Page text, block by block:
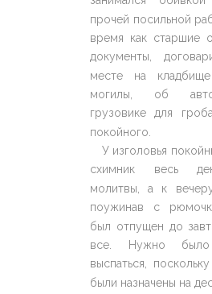
прочей посильной
время как старшие
документы,
месте на
могилы, об
грузовике для
покойного.
У изголовья
схимник весь
молитвы, а к
поужинав с
был отпущен до
все. Нужно
выспаться,
были назначены на